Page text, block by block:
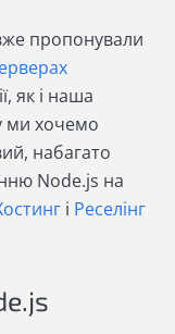
пропонували
як і наша
ми хочемо
набагато
Node.js на
і Реселінг